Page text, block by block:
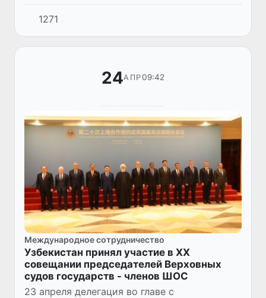
Регионального представительства Фонда
Конрада Аденауэра по Центральной Азии
Андре Альгермиссеном.
1271
24АПР09:42
Международное сотрудничество
Узбекистан принял участие в XX
совещании председателей Верховных
судов государств - членов ШОС
23 апреля делегация во главе с